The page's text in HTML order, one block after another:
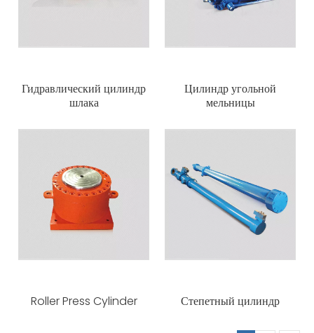
Гидравлический цилиндр
шлака
Цилиндр угольной
мельницы
Roller Press Cylinder Степетный цилиндр